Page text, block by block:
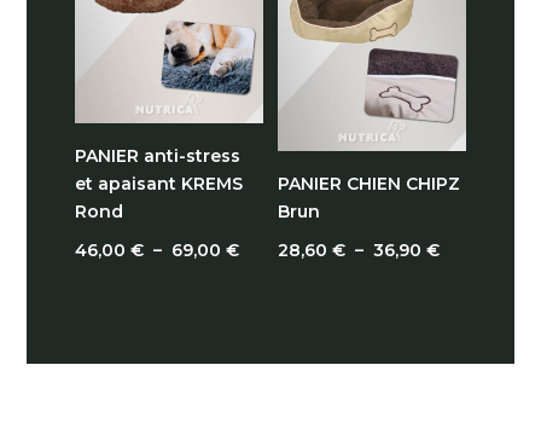
PANIER anti-stress
et apaisant KREMS
Rond
46,00€ – 69,00€Plage
PANIER CHIEN CHIPZ
Brun
28,60€ – 36,90€Plage